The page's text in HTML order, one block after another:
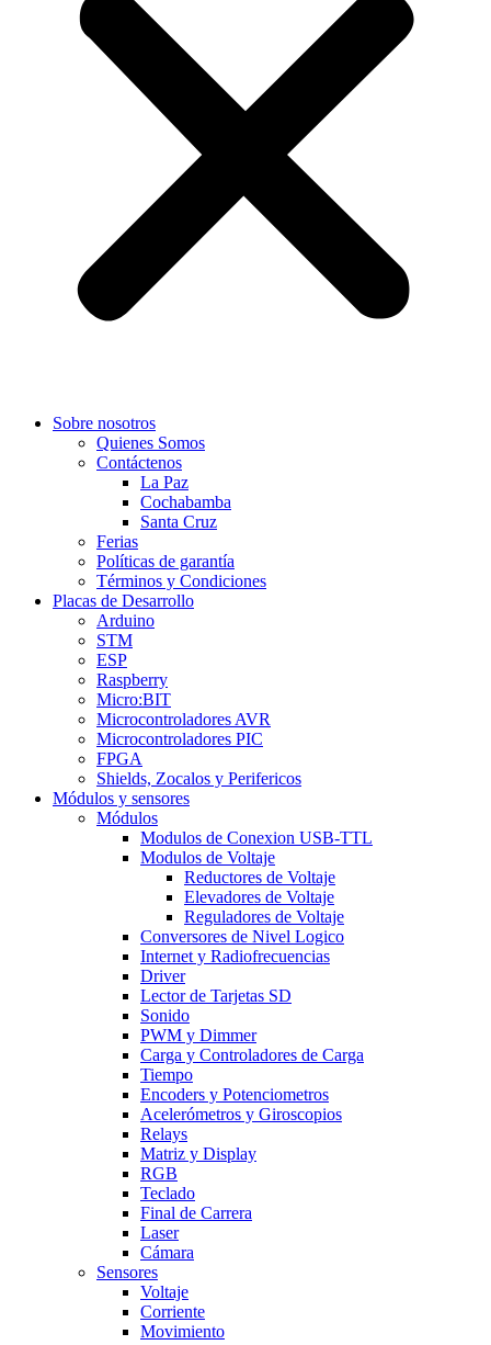
Sobre nosotros
Quienes Somos
Contáctenos
La Paz
Cochabamba
Santa Cruz
Ferias
Políticas de garantía
Términos y Condiciones
Placas de Desarrollo
Arduino
STM
ESP
Raspberry
Micro:BIT
Microcontroladores AVR
Microcontroladores PIC
FPGA
Shields, Zocalos y Perifericos
Módulos y sensores
Módulos
Modulos de Conexion USB-TTL
Modulos de Voltaje
Reductores de Voltaje
Elevadores de Voltaje
Reguladores de Voltaje
Conversores de Nivel Logico
Internet y Radiofrecuencias
Driver
Lector de Tarjetas SD
Sonido
PWM y Dimmer
Carga y Controladores de Carga
Tiempo
Encoders y Potenciometros
Acelerómetros y Giroscopios
Relays
Matriz y Display
RGB
Teclado
Final de Carrera
Laser
Cámara
Sensores
Voltaje
Corriente
Movimiento